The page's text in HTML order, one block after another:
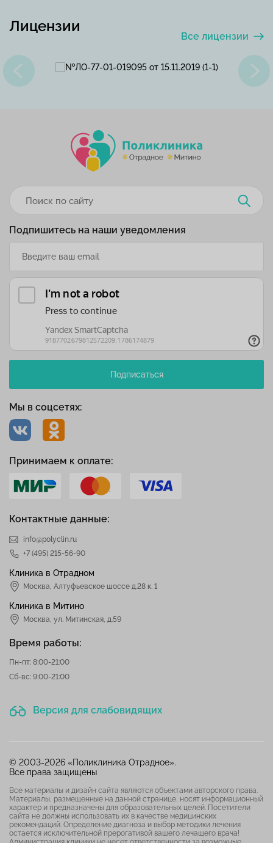
Лицензии
Все лицензии
Контактные данные:
info@polyclin.ru
+7 (495) 215-56-90
Клиника в Отрадном
Москва, Алтуфьевское шоссе д.28 к. 1
Клиника в Митино
Москва, ул. Митинская, д.59
Время работы:
Пн-пт: 8:00-21:00
Сб-вс: 9:00-21:00
Мы в соцсетях:
Подпишитесь на наши уведомления
Подписаться
Версия для слабовидящих
Принимаем к оплате:
© 2003-2026 «Поликлиника Отрадное».
Все права защищены
Все материалы и дизайн сайта являются объектами авторского права.
Материалы, размещенные на данной странице, носят информационный
характер и предназначены для образовательных целей. Посетители
сайта не должны использовать их в качестве медицинских
рекомендаций. Определение диагноза и выбор методики лечения
остается исключительной прерогативой вашего лечащего врача!